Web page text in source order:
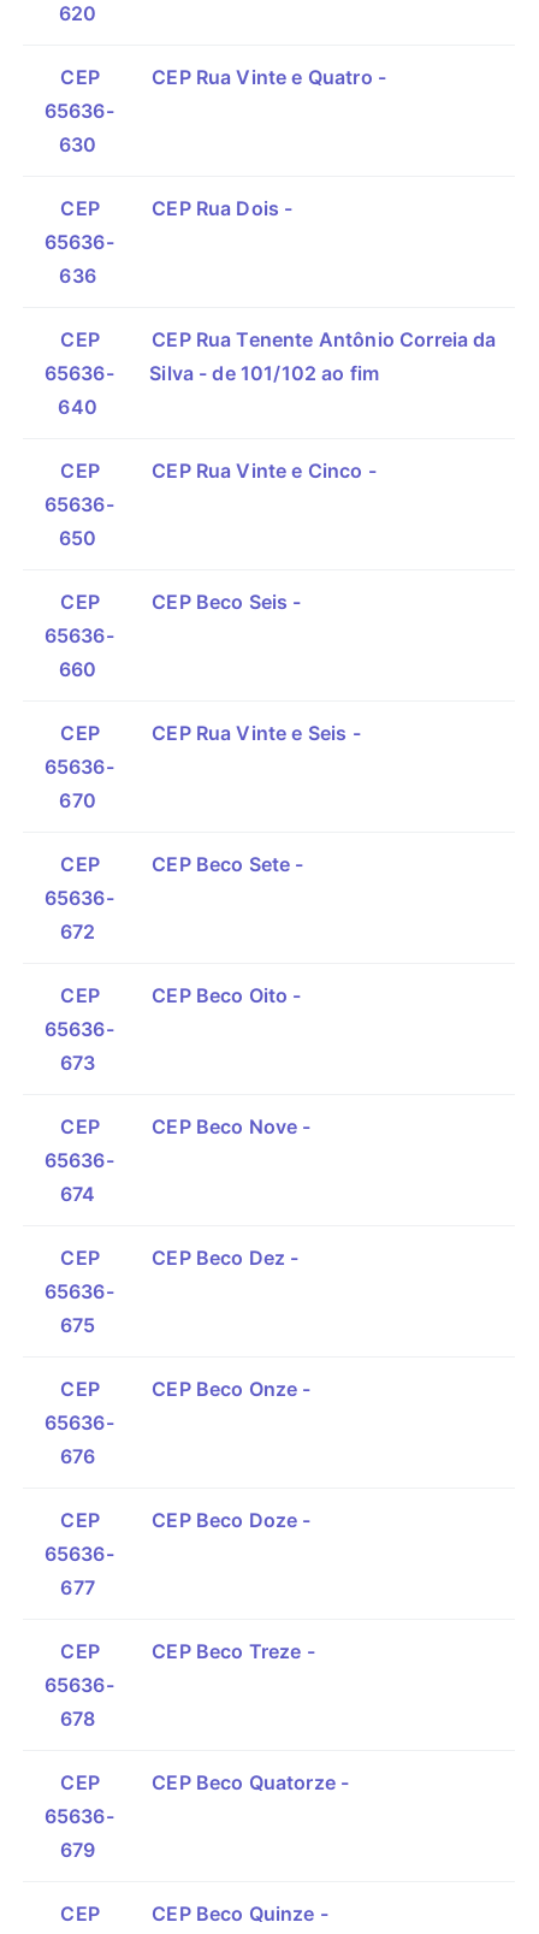
620
CEP
65636-
630
CEP Rua Vinte e Quatro -
CEP
65636-
636
CEP Rua Dois -
CEP
65636-
640
CEP Rua Tenente Antônio Correia da
Silva - de 101/102 ao fim
CEP
65636-
650
CEP Rua Vinte e Cinco -
CEP
65636-
660
CEP Beco Seis -
CEP
65636-
670
CEP Rua Vinte e Seis -
CEP
65636-
672
CEP Beco Sete -
CEP
65636-
673
CEP Beco Oito -
CEP
65636-
674
CEP Beco Nove -
CEP
65636-
675
CEP Beco Dez -
CEP
65636-
676
CEP Beco Onze -
CEP
65636-
677
CEP Beco Doze -
CEP
65636-
678
CEP Beco Treze -
CEP
65636-
679
CEP Beco Quatorze -
CEP
CEP Beco Quinze -